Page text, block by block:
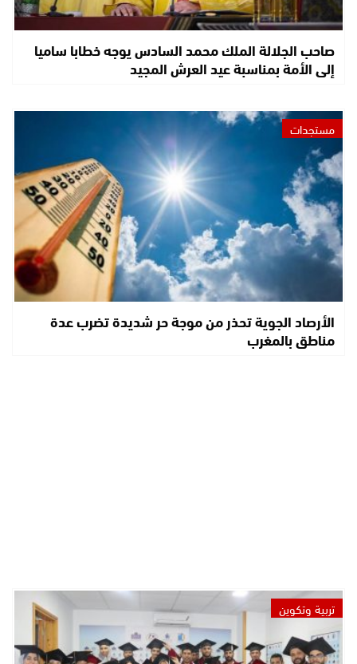
صاحب الجلالة الملك محمد السادس يوجه خطابا ساميا
إلى الأمة بمناسبة عيد العرش المجيد
مستجدات
الأرصاد الجوية تحذر من موجة حر شديدة تضرب عدة
مناطق بالمغرب
تربية وتكوين